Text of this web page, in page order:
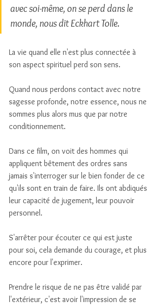
avec soi-même, on se perd dans le
monde, nous dit Eckhart Tolle.
La vie quand elle n'est plus connectée à
son aspect spirituel perd son sens.
Quand nous perdons contact avec notre
sagesse profonde, notre essence, nous ne
sommes plus alors mus que par notre
conditionnement.
Dans ce film, on voit des hommes qui
appliquent bêtement des ordres sans
jamais s'interroger sur le bien fonder de ce
qu'ils sont en train de faire. Ils ont abdiqués
leur capacité de jugement, leur pouvoir
personnel.
S'arrêter pour écouter ce qui est juste
pour soi, cela demande du courage, et plus
encore pour l'exprimer.
Prendre le risque de ne pas être validé par
l'extérieur, c'est avoir l'impression de se